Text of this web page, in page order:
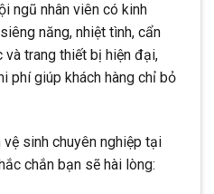
ngũ nhân viên có kinh
năng, nhiệt tình, cẩn
và trang thiết bị hiện đại,
phí giúp khách hàng chỉ bỏ
sinh chuyên nghiệp tại
chắn bạn sẽ hài lòng: